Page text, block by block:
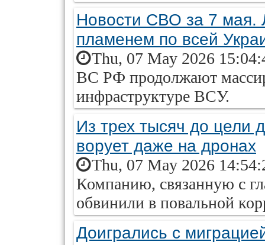
Новости СВО за 7 мая.
пламенем по всей
Thu, 07 May 2026
ВС РФ продолжают
инфраструктуре ВСУ.
Из трех тысяч до цели
ворует даже на дронах
Thu, 07 May 2026
Компанию, связанную с
обвинили в повальной
Доигрались с